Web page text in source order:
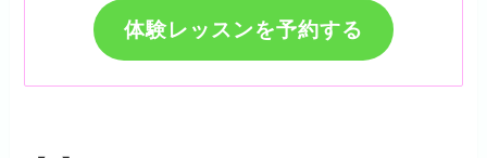
体験レッスンを予約する